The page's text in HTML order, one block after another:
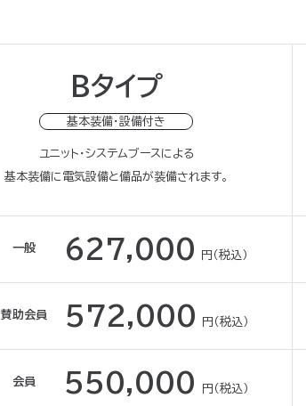
Bタイプ
基本装備・設備付き
ユニット・システムブースによる
基本装備に電気設備と備品が装備されます。
一般 627,000 円（税込）
賛助会員 572,000 円（税込）
会員 550,000 円（税込）